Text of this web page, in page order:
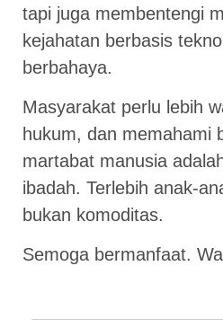
tapi juga membentengi
kejahatan berbasis
berbahaya.
Masyarakat perlu lebih
hukum, dan memahami
martabat manusia
ibadah. Terlebih anak-
bukan komoditas.
Semoga bermanfaat.